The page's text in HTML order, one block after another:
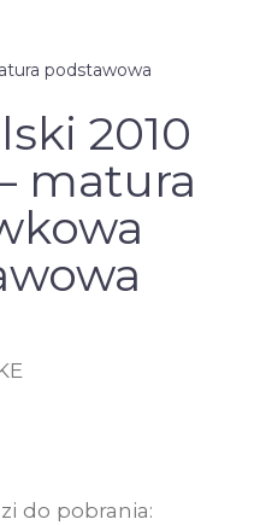
podstawowa
2010
matura
do pobrania: